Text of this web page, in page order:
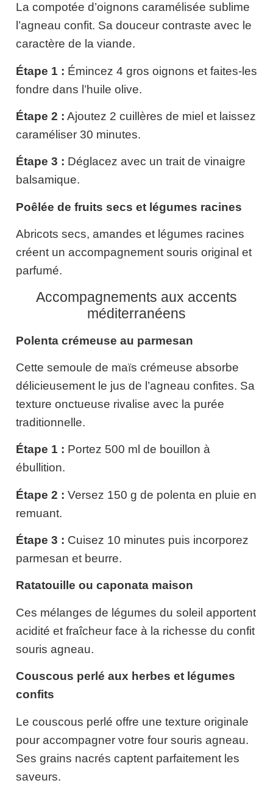
La compotée d’oignons caramélisée sublime
l’agneau confit. Sa douceur contraste avec le
caractère de la viande.
Étape 1 : Émincez 4 gros oignons et faites-les
fondre dans l’huile olive.
Étape 2 : Ajoutez 2 cuillères de miel et laissez
caraméliser 30 minutes.
Étape 3 : Déglacez avec un trait de vinaigre
balsamique.
Poêlée de fruits secs et légumes racines
Abricots secs, amandes et légumes racines
créent un accompagnement souris original et
parfumé.
Accompagnements aux accents
méditerranéens
Polenta crémeuse au parmesan
Cette semoule de maïs crémeuse absorbe
délicieusement le jus de l’agneau confites. Sa
texture onctueuse rivalise avec la purée
traditionnelle.
Étape 1 : Portez 500 ml de bouillon à
ébullition.
Étape 2 : Versez 150 g de polenta en pluie en
remuant.
Étape 3 : Cuisez 10 minutes puis incorporez
parmesan et beurre.
Ratatouille ou caponata maison
Ces mélanges de légumes du soleil apportent
acidité et fraîcheur face à la richesse du confit
souris agneau.
Couscous perlé aux herbes et légumes
confits
Le couscous perlé offre une texture originale
pour accompagner votre four souris agneau.
Ses grains nacrés captent parfaitement les
saveurs.